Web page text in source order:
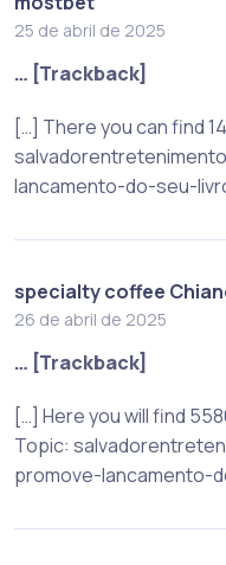
25 de abril de 2025
… [Trackback]
[…] There you can find
lancamento-do-seu-
specialty coffee
26 de abril de 2025
… [Trackback]
[…] Here you will find
Topic:
promove-lancamento-